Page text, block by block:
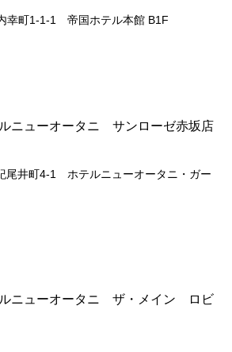
幸町1-1-1 帝国ホテル本館 B1F
ニューオータニ サンローゼ赤坂店
尾井町4-1 ホテルニューオータニ・ガー
ニューオータニ ザ・メイン ロビ